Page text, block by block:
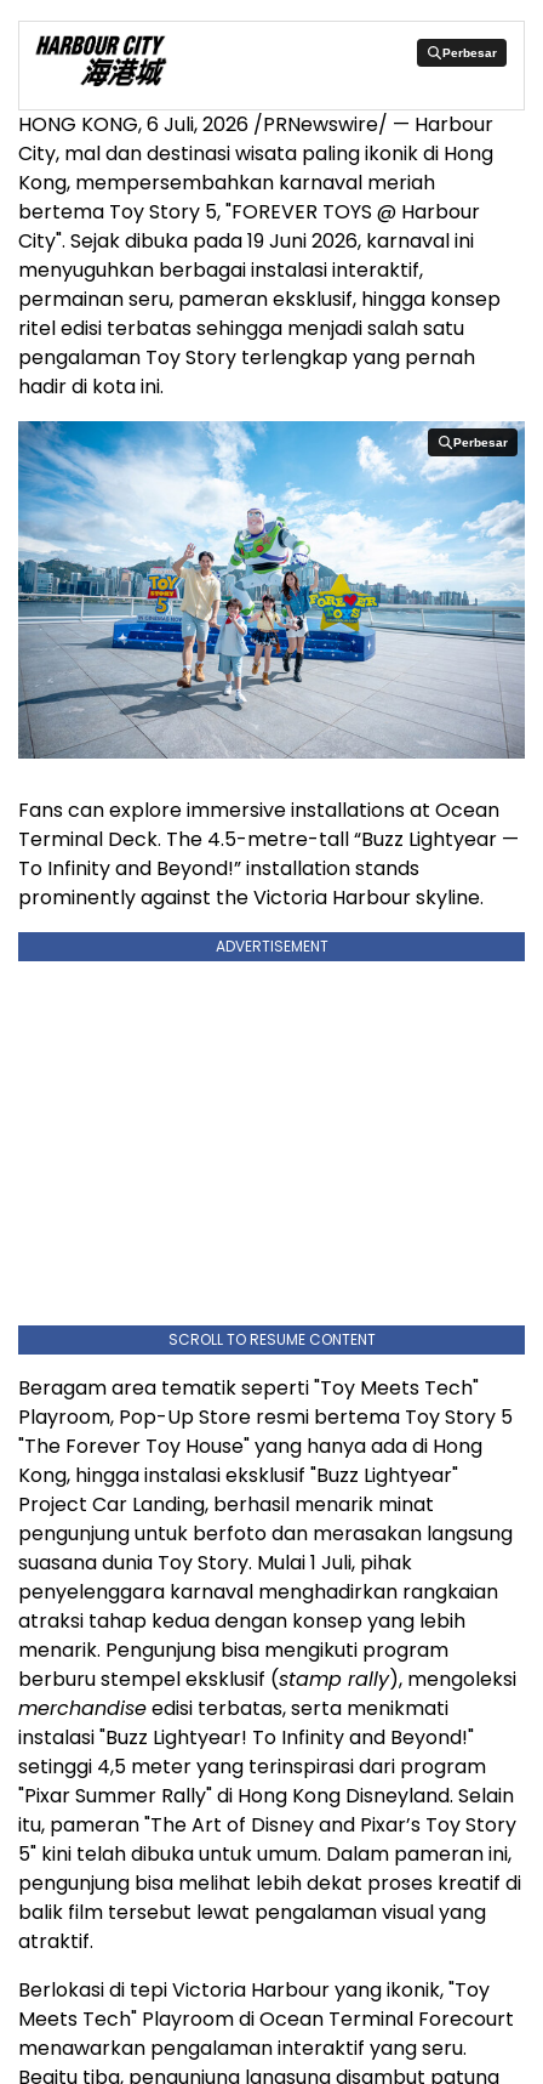
Perbesar
Perbesar
HONG KONG,6 Juli, 2026 /PRNewswire/ — Harbour
City, mal dan destinasi wisata paling ikonik di Hong
Kong, mempersembahkan karnaval meriah
bertema Toy Story 5, "FOREVER TOYS @ Harbour
City". Sejak dibuka pada 19 Juni 2026, karnaval ini
menyuguhkan berbagai instalasi interaktif,
permainan seru, pameran eksklusif, hingga konsep
ritel edisi terbatas sehingga menjadi salah satu
pengalaman Toy Story terlengkap yang pernah
hadir di kota ini.
Perbesar
Perbesar
Fans can explore immersive installations at Ocean
Terminal Deck. The 4.5-metre-tall “Buzz Lightyear —
To Infinity and Beyond!” installation stands
prominently against the Victoria Harbour skyline.
ADVERTISEMENT
SCROLL TO RESUME CONTENT
Beragam area tematik seperti "Toy Meets Tech"
Playroom, Pop-Up Store resmi bertema Toy Story 5
"The Forever Toy House" yang hanya ada di Hong
Kong, hingga instalasi eksklusif "Buzz Lightyear"
Project Car Landing, berhasil menarik minat
pengunjung untuk berfoto dan merasakan langsung
suasana dunia Toy Story. Mulai 1 Juli, pihak
penyelenggara karnaval menghadirkan rangkaian
atraksi tahap kedua dengan konsep yang lebih
menarik. Pengunjung bisa mengikuti program
berburu stempel eksklusif (stamp rally), mengoleksi
merchandiseedisi terbatas, serta menikmati
instalasi "Buzz Lightyear! To Infinity and Beyond!"
setinggi 4,5 meter yang terinspirasi dari program
"Pixar Summer Rally" di Hong Kong Disneyland. Selain
itu, pameran "The Art of Disney and Pixar’s Toy Story
5" kini telah dibuka untuk umum. Dalam pameran ini,
pengunjung bisa melihat lebih dekat proses kreatif di
balik film tersebut lewat pengalaman visual yang
atraktif.
Berlokasi di tepi Victoria Harbour yang ikonik, "Toy
Meets Tech" Playroom di Ocean Terminal Forecourt
menawarkan pengalaman interaktif yang seru.
Begitu tiba, pengunjung langsung disambut patung